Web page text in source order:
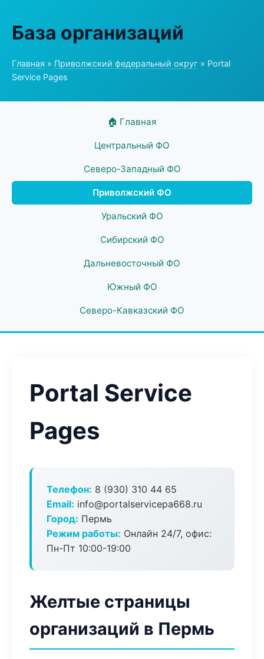
База организаций
Главная » Приволжский федеральный округ » Portal
Service Pages
🏠 Главная
Центральный ФО
Северо-Западный ФО
Приволжский ФО
Уральский ФО
Сибирский ФО
Дальневосточный ФО
Южный ФО
Северо-Кавказский ФО
Portal Service
Pages
Телефон: 8 (930) 310 44 65
Email: info@portalservicepa668.ru
Город: Пермь
Режим работы: Онлайн 24/7, офис:
Пн-Пт 10:00-19:00
Желтые страницы
организаций в Пермь